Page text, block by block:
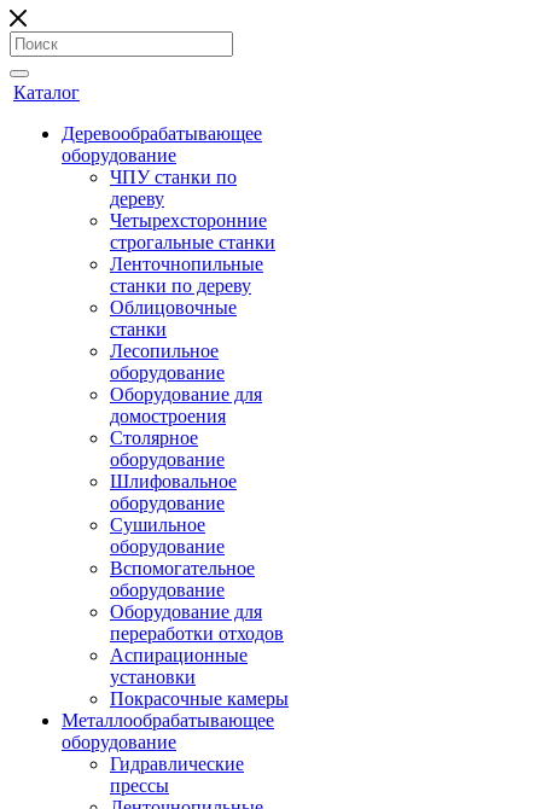
Каталог
Деревообрабатывающее
оборудование
ЧПУ станки по
дереву
Четырехсторонние
строгальные станки
Ленточнопильные
станки по дереву
Облицовочные
станки
Лесопильное
оборудование
Оборудование для
домостроения
Столярное
оборудование
Шлифовальное
оборудование
Сушильное
оборудование
Вспомогательное
оборудование
Оборудование для
переработки отходов
Аспирационные
установки
Покрасочные камеры
Металлообрабатывающее
оборудование
Гидравлические
прессы